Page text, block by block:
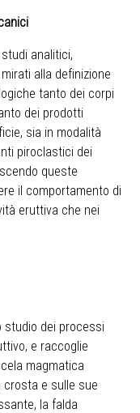
analitici,
alla definizione
tanto dei corpi
dei prodotti
sia in modalità
piroclastici dei
queste
il comportamento di
eruttiva che nei
studio dei processi
e raccoglie
magmatica
crosta e sulle sue
la falda